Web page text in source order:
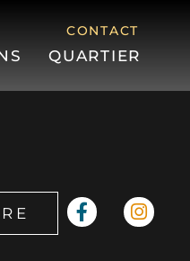
CONTACT
QUARTIER